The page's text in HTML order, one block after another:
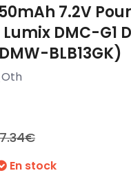
7.2V Pour
DMC-G1
BLB13GK)
En stock